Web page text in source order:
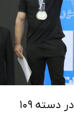
سه طلای مقتدرانه آریا پایدار در دسته ۱۰۹